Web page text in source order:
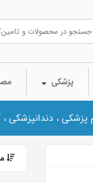
پزشکی
پزشکی ، دندانپزشکی